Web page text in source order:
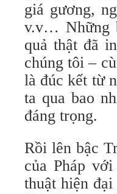
giá gương,
v.v… Những
quả thật đã
chúng tôi –
là đúc kết từ
ta qua bao
đáng trọng.
Rồi lên bậc
của Pháp
thuật hiện